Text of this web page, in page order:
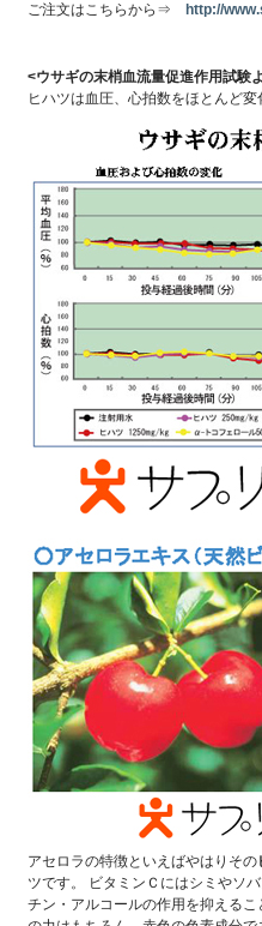
ご注文はこちらから⇒ http://
<ウサギの末梢血流量促進作用試験
ヒハツは血圧、心拍数をほとんど
アセロラの特徴といえばやはりその
ツです。 ビタミンＣにはシミやソ
チン・アルコールの作用を抑える